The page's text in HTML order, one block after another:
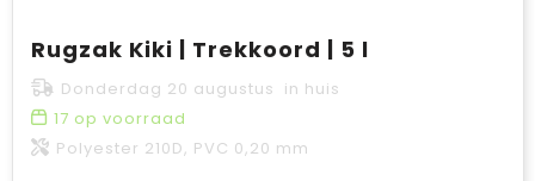
Rugzak Kiki | Trekkoord | 5 l
Donderdag 20 augustus in huis
17 op voorraad
Polyester 210D, PVC 0,20 mm